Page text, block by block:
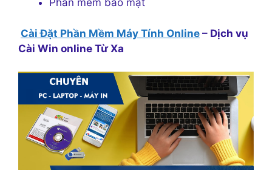
Phần mềm bảo mật
Cài Đặt Phần Mềm Máy Tính Online – Dịch vụ
Cài Win online Từ Xa